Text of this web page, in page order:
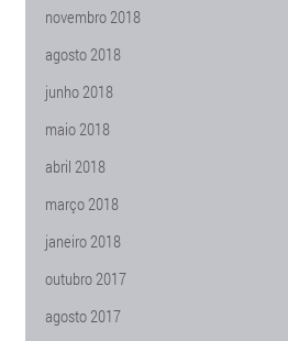
novembro 2018
agosto 2018
junho 2018
maio 2018
abril 2018
março 2018
janeiro 2018
outubro 2017
agosto 2017